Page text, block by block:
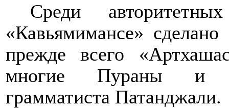
Среди
«Кавьямимансе»
прежде всего
многие Пураны и
грамматиста Патанджали.